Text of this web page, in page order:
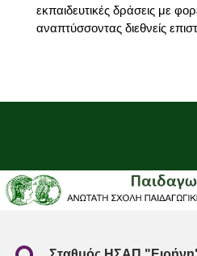
εκπαιδευτικές δράσεις με
αναπτύσσοντας διεθνείς